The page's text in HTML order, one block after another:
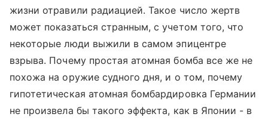
жизни отравили радиацией. Такое число жертв
может показаться странным, с учетом того, что
некоторые люди выжили в самом эпицентре
взрыва. Почему простая атомная бомба все же не
похожа на оружие судного дня, и о том, почему
гипотетическая атомная бомбардировка Германии
не произвела бы такого эффекта, как в Японии - в